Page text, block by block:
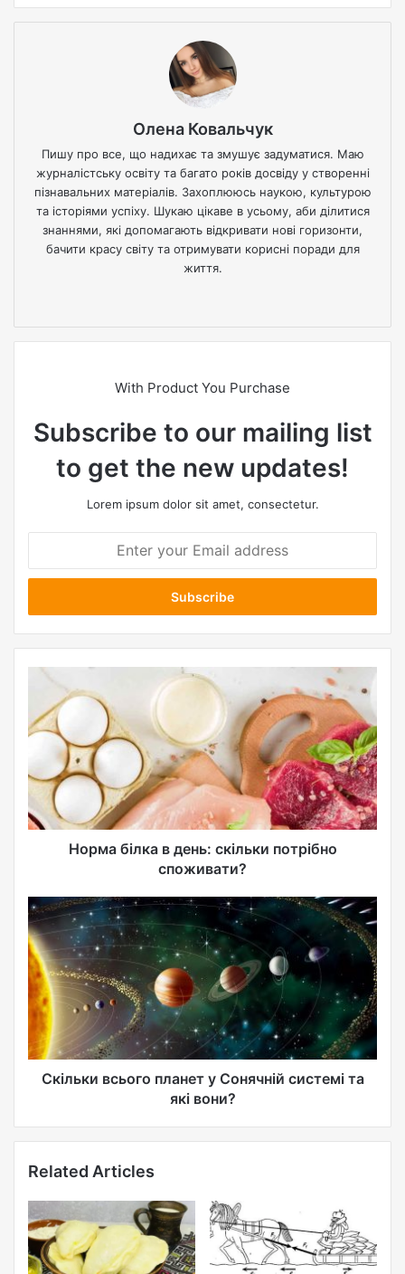
Олена Ковальчук
Пишу про все, що надихає та змушує задуматися. Маю
журналістську освіту та багато років досвіду у створенні
пізнавальних матеріалів. Захоплююсь наукою, культурою
та історіями успіху. Шукаю цікаве в усьому, аби ділитися
знаннями, які допомагають відкривати нові горизонти,
бачити красу світу та отримувати корисні поради для
життя.
te
With Product You Purchase
Subscribe to our mailing list
to get the new updates!
Lorem ipsum dolor sit amet, consectetur.
t
r
y
m
i
a
d
s
s
Норма білка в день: скільки потрібно
споживати?
Скільки всього планет у Сонячній системі та
які вони?
Related Articles